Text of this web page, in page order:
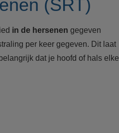
(SRT)
in de hersenen gegeven
per keer gegeven. Dit laat
dat je hoofd of hals elke